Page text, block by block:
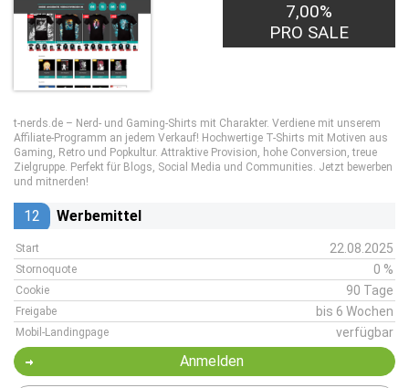
7,00%
PRO SALE
t-nerds.de – Nerd- und Gaming-Shirts mit Charakter. Verdiene mit unserem
Affiliate-Programm an jedem Verkauf! Hochwertige T-Shirts mit Motiven aus
Gaming, Retro und Popkultur. Attraktive Provision, hohe Conversion, treue
Zielgruppe. Perfekt für Blogs, Social Media und Communities. Jetzt bewerben
und mitnerden!
12 Werbemittel
Start 22.08.2025
Stornoquote 0 %
Cookie 90 Tage
Freigabe bis 6 Wochen
Mobil-Landingpage verfügbar
Anmelden